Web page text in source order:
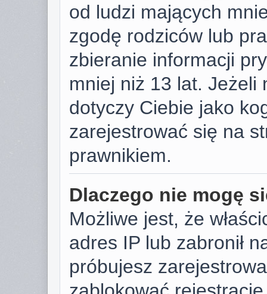
od ludzi mających
zgodę rodziców lub
zbieranie informacji
mniej niż 13 lat. Jeżeli
dotyczy Ciebie jako
zarejestrować się na
prawnikiem.
Dlaczego nie mogę
Możliwe jest, że
adres IP lub zabronił
próbujesz